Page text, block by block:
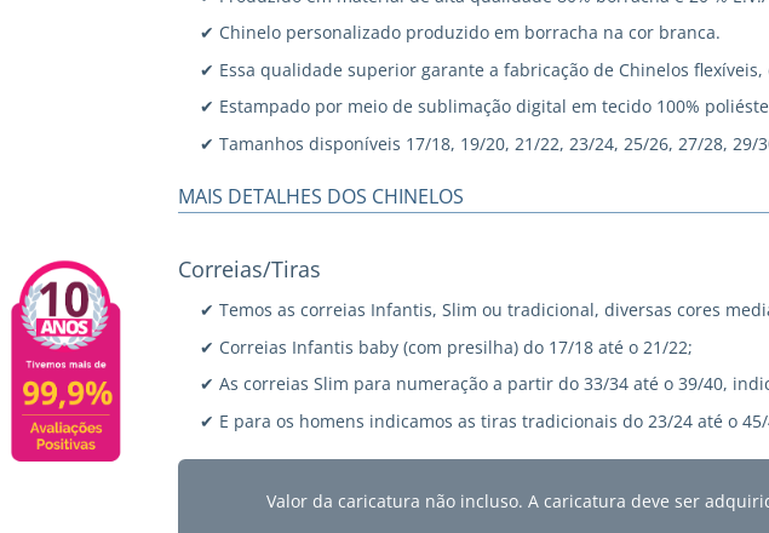
✔ Chinelo personalizado produzido em borracha na cor branca.
✔ Essa qualidade superior garante a fabricação de Chinelos
✔ Estampado por meio de sublimação digital em tecido 100%
✔ Tamanhos disponíveis 17/18, 19/20, 21/22, 23/24, 25/26, 27/28,
MAIS DETALHES DOS CHINELOS
Correias/Tiras
✔ Temos as correias Infantis, Slim ou tradicional, diversas cores
✔ Correias Infantis baby (com presilha) do 17/18 até o 21/22;
✔ As correias Slim para numeração a partir do 33/34 até o 39/40,
✔ E para os homens indicamos as tiras tradicionais do 23/24 até o
Valor da caricatura não incluso. A caricatura deve ser